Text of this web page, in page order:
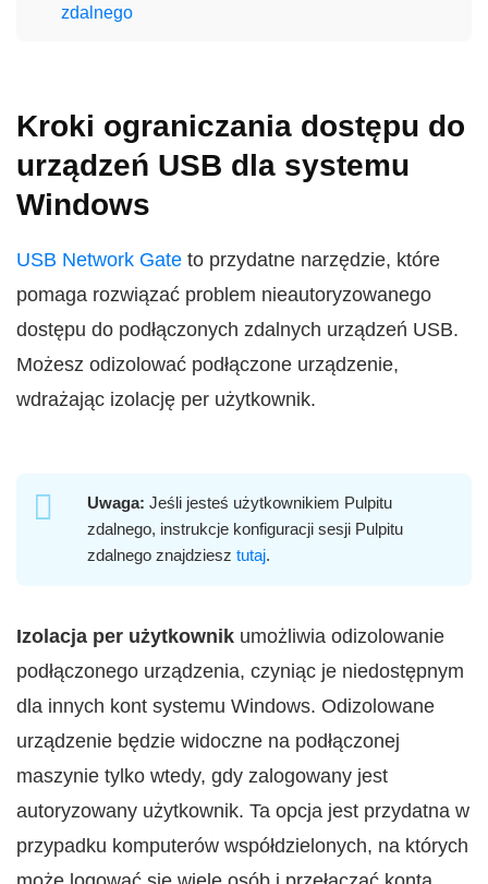
zdalnego
Kroki ograniczania dostępu do
urządzeń USB dla systemu
Windows
USB Network Gate to przydatne narzędzie, które
pomaga rozwiązać problem nieautoryzowanego
dostępu do podłączonych zdalnych urządzeń USB.
Możesz odizolować podłączone urządzenie,
wdrażając izolację per użytkownik.
Uwaga: Jeśli jesteś użytkownikiem Pulpitu
zdalnego, instrukcje konfiguracji sesji Pulpitu
zdalnego znajdziesz tutaj.
Izolacja per użytkownik umożliwia odizolowanie
podłączonego urządzenia, czyniąc je niedostępnym
dla innych kont systemu Windows. Odizolowane
urządzenie będzie widoczne na podłączonej
maszynie tylko wtedy, gdy zalogowany jest
autoryzowany użytkownik. Ta opcja jest przydatna w
przypadku komputerów współdzielonych, na których